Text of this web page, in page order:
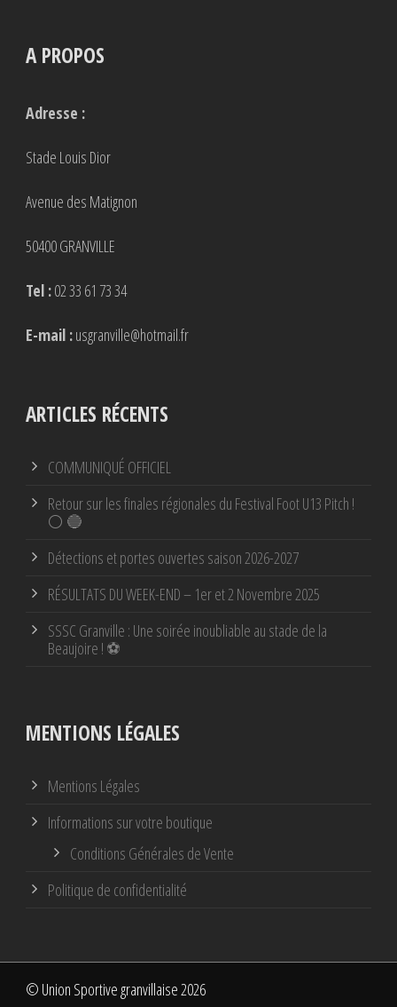
A PROPOS
Adresse :
Stade Louis Dior
Avenue des Matignon
50400 GRANVILLE
Tel :02 33 61 73 34
E-mail :usgranville@hotmail.fr
ARTICLES RÉCENTS
COMMUNIQUÉ OFFICIEL
Retour sur les finales régionales du Festival Foot U13 Pitch !
⚪ 🔵
Détections et portes ouvertes saison 2026-2027
RÉSULTATS DU WEEK-END – 1er et 2 Novembre 2025
SSSC Granville : Une soirée inoubliable au stade de la
Beaujoire ! ⚽
MENTIONS LÉGALES
Mentions Légales
Informations sur votre boutique
Conditions Générales de Vente
Politique de confidentialité
© Union Sportive granvillaise 2026